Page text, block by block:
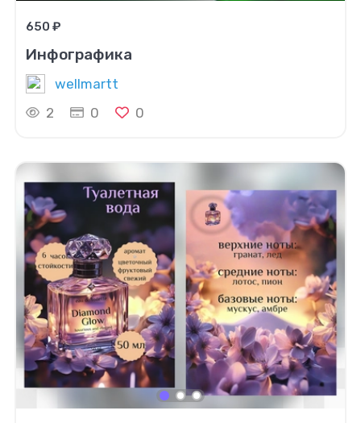
650 ₽
Инфографика
wellmartt
2
0 0